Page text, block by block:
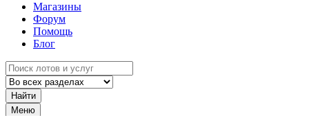
Магазины
Форум
Помощь
Блог
Найти
Меню